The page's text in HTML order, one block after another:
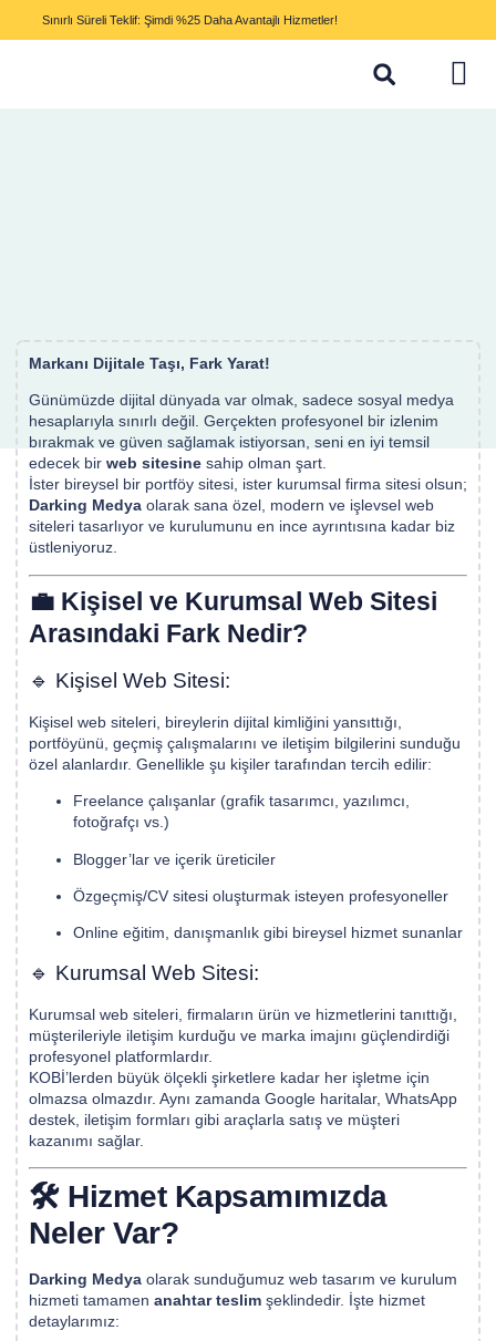
Sınırlı Süreli Teklif: Şimdi %25 Daha Avantajlı Hizmetler!
Markanı Dijitale Taşı, Fark Yarat!
Günümüzde dijital dünyada var olmak, sadece sosyal medya
hesaplarıyla sınırlı değil. Gerçekten profesyonel bir izlenim
bırakmak ve güven sağlamak istiyorsan, seni en iyi temsil
edecek bir web sitesine sahip olman şart.
İster bireysel bir portföy sitesi, ister kurumsal firma sitesi olsun;
Darking Medya olarak sana özel, modern ve işlevsel web
siteleri tasarlıyor ve kurulumunu en ince ayrıntısına kadar biz
üstleniyoruz.
💼 Kişisel ve Kurumsal Web Sitesi
Arasındaki Fark Nedir?
🔹 Kişisel Web Sitesi:
Kişisel web siteleri, bireylerin dijital kimliğini yansıttığı,
portföyünü, geçmiş çalışmalarını ve iletişim bilgilerini sunduğu
özel alanlardır. Genellikle şu kişiler tarafından tercih edilir:
Freelance çalışanlar (grafik tasarımcı, yazılımcı,
fotoğrafçı vs.)
Blogger’lar ve içerik üreticiler
Özgeçmiş/CV sitesi oluşturmak isteyen profesyoneller
Online eğitim, danışmanlık gibi bireysel hizmet sunanlar
🔹 Kurumsal Web Sitesi:
Kurumsal web siteleri, firmaların ürün ve hizmetlerini tanıttığı,
müşterileriyle iletişim kurduğu ve marka imajını güçlendirdiği
profesyonel platformlardır.
KOBİ’lerden büyük ölçekli şirketlere kadar her işletme için
olmazsa olmazdır. Aynı zamanda Google haritalar, WhatsApp
destek, iletişim formları gibi araçlarla satış ve müşteri
kazanımı sağlar.
🛠️ Hizmet Kapsamımızda
Neler Var?
Darking Medya olarak sunduğumuz web tasarım ve kurulum
hizmeti tamamen anahtar teslim şeklindedir. İşte hizmet
detaylarımız: